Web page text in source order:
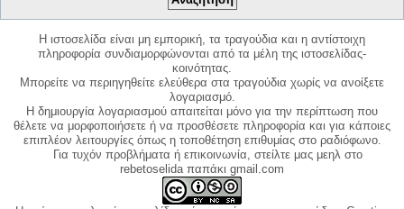
Η ιστοσελίδα είναι μη εμπορική, τα τραγούδια και η αντίστοιχη
πληροφορία συνδιαμορφώνονται από τα μέλη της ιστοσελίδας-
κοινότητας.
Μπορείτε να περιηγηθείτε ελεύθερα στα τραγούδια χωρίς να ανοίξετε
λογαριασμό.
Η δημιουργία λογαριασμού απαιτείται μόνο για την περίπτωση που
θέλετε να μορφοποιήσετε ή να προσθέσετε πληροφορία και για κάποιες
επιπλέον λειτουργίες όπως η τοποθέτηση επιθυμίας στο ραδιόφωνο.
Για τυχόν προβλήματα ή επικοινωνία, στείλτε μας μεηλ στο
rebetoselida παπάκι gmail.com